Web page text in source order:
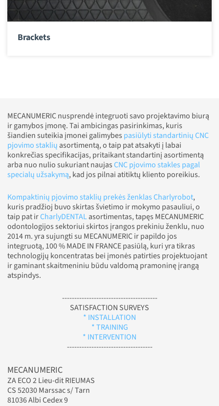
Brackets
MECANUMERIC nusprendė integruoti savo projektavimo biurą
ir gamybos įmonę. Tai ambicingas pasirinkimas, kuris
šiandien suteikia įmonei galimybes pasiūlyti standartinių CNC
pjovimo staklių asortimentą, o taip pat atsakyti į labai
konkrečias specifikacijas, pritaikant standartinį asortimentą
arba nuo nulio sukuriant naujasCNC pjovimo stakles pagal
specialų užsakymą, kad jos pilnai atitiktų kliento poreikius.
Kompaktinių pjovimo staklių prekės ženklas Charlyrobot,
kuris pradžioj buvo skirtas švietimo ir mokymo pasauliui, o
taip pat irCharlyDENTALasortimentas, tapęs MECANUMERIC
odontologijos sektoriui skirtos įrangos prekiniu ženklu, nuo
2014 m. yra sujungti su MECANUMERIC ir papildo jos
integruotą, 100 % MADE IN FRANCE pasiūlą, kuri yra tikras
technologijų koncentratas bei įmonės patirties projektuojant
ir gaminant skaitmeniniu būdu valdomą pramoninę įrangą
atspindys.
---------------------------------------
SATISFACTION SURVEYS
* INSTALLATION
* TRAINING
* INTERVENTION
-----------------------------------
MECANUMERIC
ZA ECO 2 Lieu-dit RIEUMAS
CS 52030 Marssac s/ Tarn
81036 Albi Cedex 9